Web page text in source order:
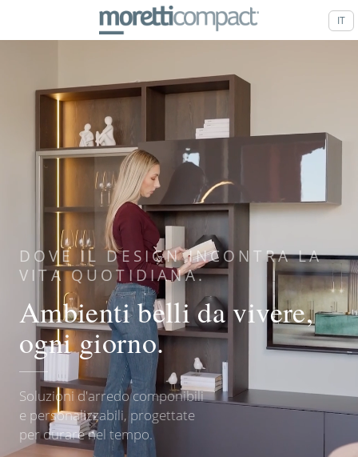
IT
DOVE IL DESIGN INCONTRA LA
VITA QUOTIDIANA.
Ambienti belli da vivere,
ogni giorno.
Soluzioni d'arredo componibili
e personalizzabili, progettate
per durare nel tempo.